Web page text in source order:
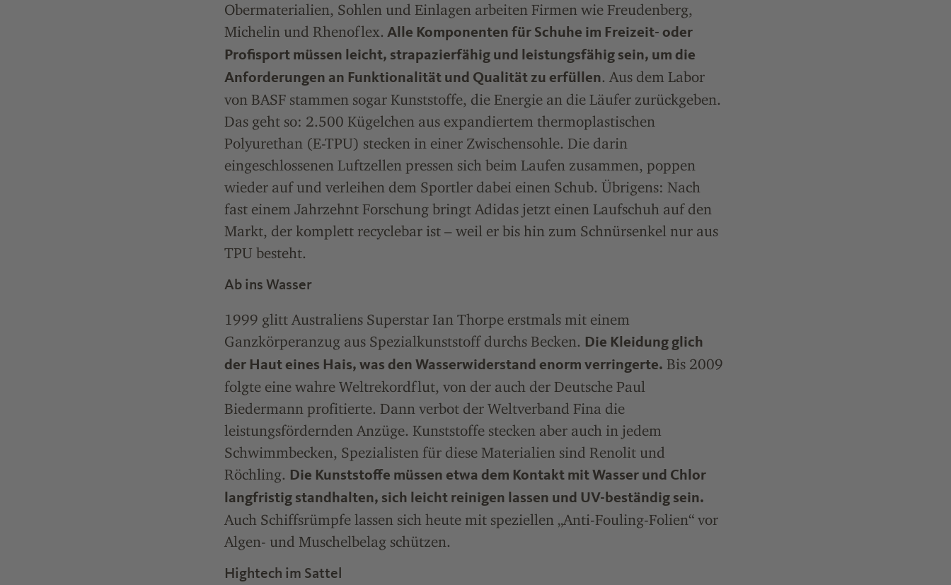
Obermaterialien, Sohlen und Einlagen arbeiten Firmen wie Freudenberg,
Michelin und Rhenoflex. Alle Komponenten für Schuhe im Freizeit- oder
Profisport müssen leicht, strapazierfähig und leistungsfähig sein, um die
Anforderungen an Funktionalität und Qualität zu erfüllen. Aus dem Labor
von BASF stammen sogar Kunststoffe, die Energie an die Läufer zurückgeben.
Das geht so: 2.500 Kügelchen aus expandiertem thermoplastischen
Polyurethan (E-TPU) stecken in einer Zwischensohle. Die darin
eingeschlossenen Luftzellen pressen sich beim Laufen zusammen, poppen
wieder auf und verleihen dem Sportler dabei einen Schub. Übrigens: Nach
fast einem Jahrzehnt Forschung bringt Adidas jetzt einen Laufschuh auf den
Markt, der komplett recyclebar ist – weil er bis hin zum Schnürsenkel nur aus
TPU besteht.
Ab ins Wasser
1999 glitt Australiens Superstar Ian Thorpe erstmals mit einem
Ganzkörperanzug aus Spezialkunststoff durchs Becken. Die Kleidung glich
der Haut eines Hais, was den Wasserwiderstand enorm verringerte. Bis 2009
folgte eine wahre Weltrekordflut, von der auch der Deutsche Paul
Biedermann profitierte. Dann verbot der Weltverband Fina die
leistungsfördernden Anzüge. Kunststoffe stecken aber auch in jedem
Schwimmbecken, Spezialisten für diese Materialien sind Renolit und
Röchling. Die Kunststoffe müssen etwa dem Kontakt mit Wasser und Chlor
langfristig standhalten, sich leicht reinigen lassen und UV-beständig sein.
Auch Schiffsrümpfe lassen sich heute mit speziellen „Anti-Fouling-Folien“ vor
Algen- und Muschelbelag schützen.
Hightech im Sattel